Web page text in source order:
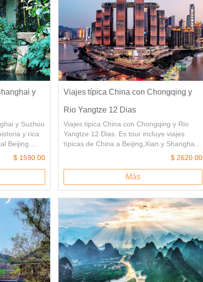
y
y Suzhou
y rica
Beijing.
de China
tiene
y
Deja una
China.
$ 1590.00
Viajes típica China con Chongqing y
Rio Yangtze 12 Dias
Viajes tipica China con Chongqing y Rio
Yangtze 12 Dias. Es tour incluye viajes
típicas de China a Beijing,Xian y Shanghai.
El río Yangtze es el río más largo de
históricos y una rica cultura. El viaje a
través del corazón de China con un crucero
Chongqing,será una experiencia única para
su viaje de China.
$ 2620.00
Más